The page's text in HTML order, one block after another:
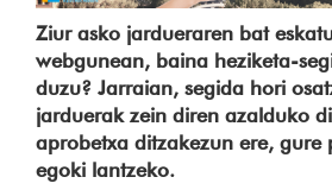
Ziur asko jardueraren bat
webgunean, baina heziketa-
duzu? Jarraian, segida hori
jarduerak zein diren azalduko
aprobetxa ditzakezun ere, gure
egoki lantzeko.